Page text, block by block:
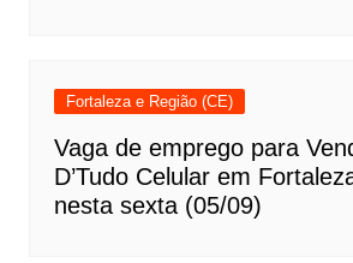
Fortaleza e Região (CE)
Vaga de emprego para
D’Tudo Celular em
nesta sexta (05/09)